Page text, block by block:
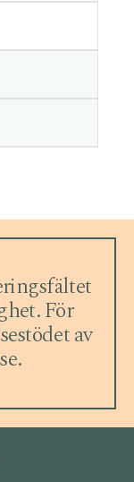
För
av